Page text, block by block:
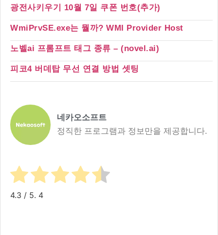
광전사키우기 10월 7일 쿠폰 번호(추가)
WmiPrvSE.exe는 뭘까? WMI Provider Host
노벨ai 프롬프트 태그 종류 – (novel.ai)
피코4 버데탑 무선 연결 방법 셋팅
네카오소프트
정직한 프로그램과 정보만을 제공합니다.
4.3 / 5. 4